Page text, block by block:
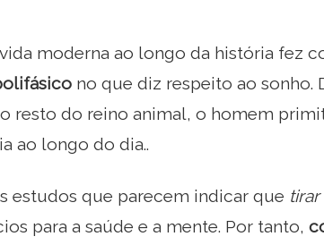
moderna ao longo da história fez
no que diz respeito ao sonho.
resto do reino animal, o homem
ao longo do dia..
estudos que parecem indicar que
para a saúde e a mente. Por tanto,